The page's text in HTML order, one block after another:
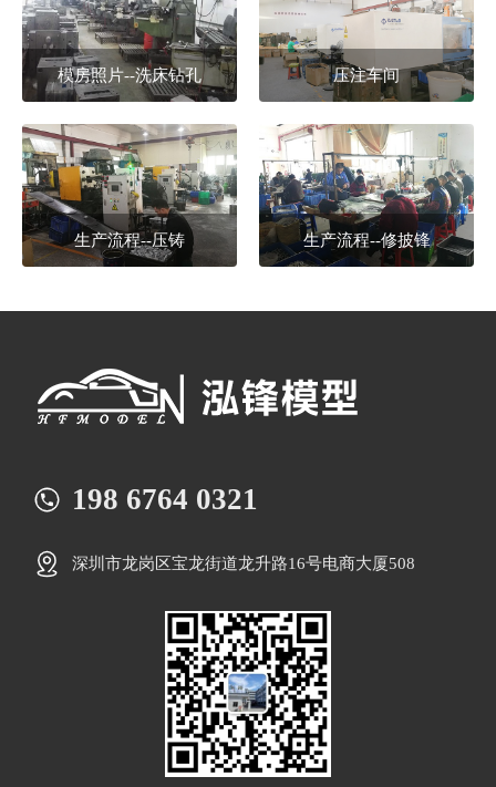
模房照片--洗床钻孔 压注车间
生产流程--压铸 生产流程--修披锋
198 6764 0321
深圳市龙岗区宝龙街道龙升路16号电商大厦508